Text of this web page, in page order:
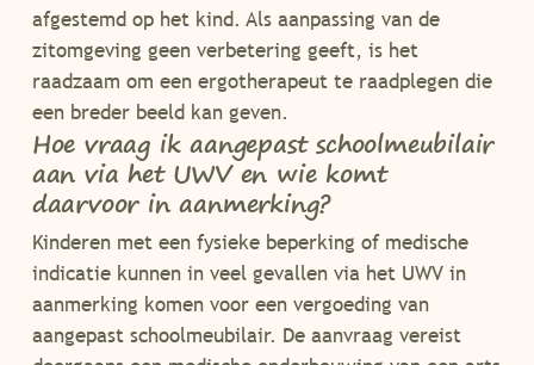
afgestemd op het kind. Als aanpassing van de
zitomgeving geen verbetering geeft, is het
raadzaam om een ergotherapeut te raadplegen die
een breder beeld kan geven.
Hoe vraag ik aangepast schoolmeubilair
aan via het UWV en wie komt
daarvoor in aanmerking?
Kinderen met een fysieke beperking of medische
indicatie kunnen in veel gevallen via het UWV in
aanmerking komen voor een vergoeding van
aangepast schoolmeubilair. De aanvraag vereist